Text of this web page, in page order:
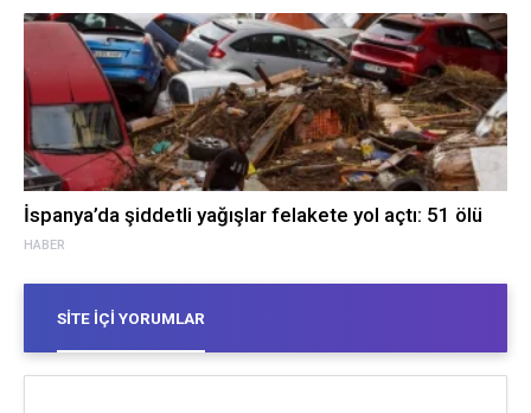
HABER
İspanya’da şiddetli yağışlar felakete yol açtı: 51 ölü
SITE İÇI YORUMLAR